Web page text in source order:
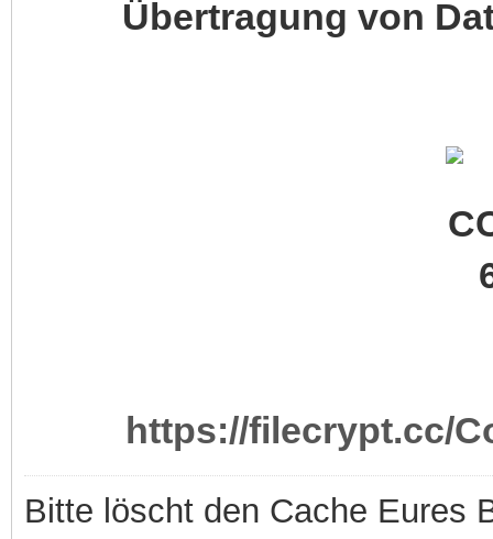
Übertragung von
https://filecrypt.cc/
Bitte löscht den Cache Eures